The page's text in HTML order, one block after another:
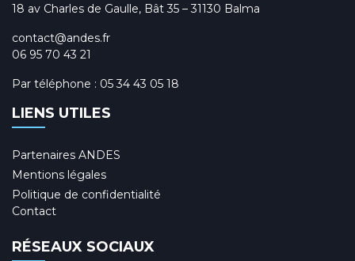
18 av Charles de Gaulle, Bât 35 – 31130 Balma
contact@andes.fr
06 95 70 43 21
Par téléphone : 05 34 43 05 18
LIENS UTILES
Partenaires ANDES
Mentions légales
Politique de confidentialité
Contact
RÉSEAUX SOCIAUX